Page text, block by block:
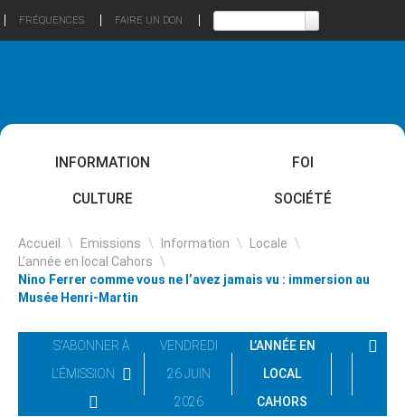
FRÉQUENCES FAIRE UN DON
INFORMATION FOI
CULTURE SOCIÉTÉ
Accueil \ Emissions \ Information \ Locale \
L’année en local Cahors \
Nino Ferrer comme vous ne l’avez jamais vu : immersion au
Musée Henri-Martin
S'ABONNER À
L'ÉMISSION
VENDREDI
26 JUIN
2026
L’ANNÉE EN
LOCAL
CAHORS